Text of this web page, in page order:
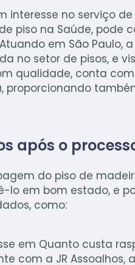
interesse no serviço
piso na Saúde, pode
em São Paulo,
no setor de pisos, e
qualidade, conta
proporcionando
após o
do piso de
lo em bom estado, e
como:
em Quanto custa
com a JR Assoalhos,